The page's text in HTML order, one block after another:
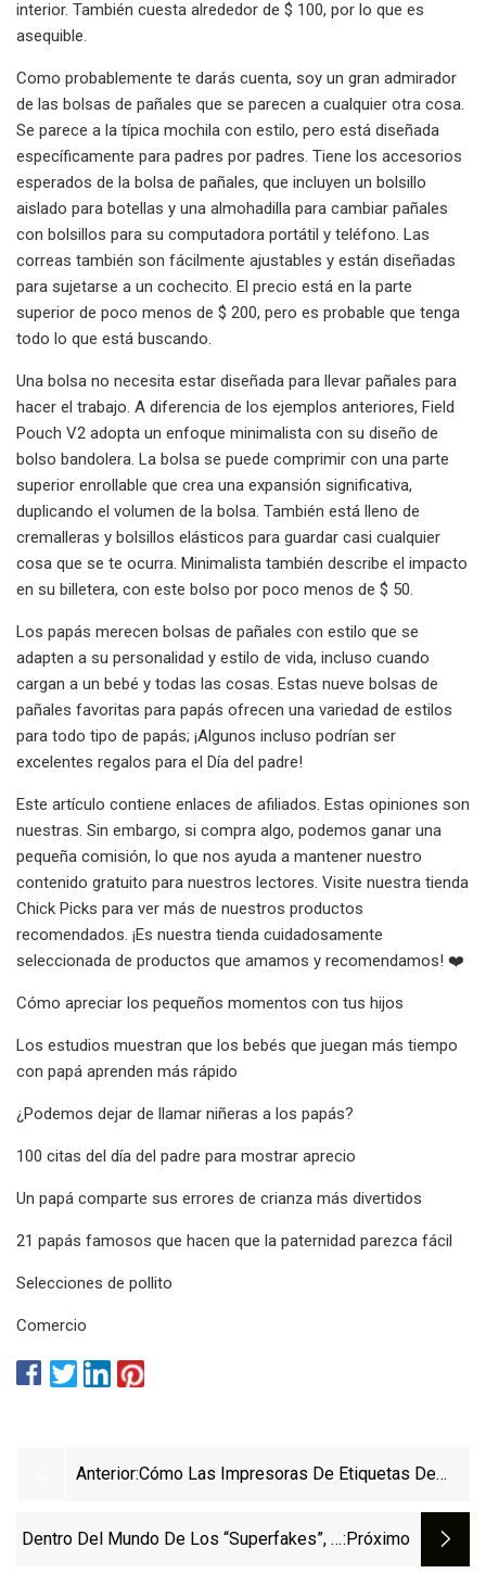
interior. También cuesta alrededor de $ 100, por lo que es
asequible.
Como probablemente te darás cuenta, soy un gran admirador
de las bolsas de pañales que se parecen a cualquier otra cosa.
Se parece a la típica mochila con estilo, pero está diseñada
específicamente para padres por padres. Tiene los accesorios
esperados de la bolsa de pañales, que incluyen un bolsillo
aislado para botellas y una almohadilla para cambiar pañales
con bolsillos para su computadora portátil y teléfono. Las
correas también son fácilmente ajustables y están diseñadas
para sujetarse a un cochecito. El precio está en la parte
superior de poco menos de $ 200, pero es probable que tenga
todo lo que está buscando.
Una bolsa no necesita estar diseñada para llevar pañales para
hacer el trabajo. A diferencia de los ejemplos anteriores, Field
Pouch V2 adopta un enfoque minimalista con su diseño de
bolso bandolera. La bolsa se puede comprimir con una parte
superior enrollable que crea una expansión significativa,
duplicando el volumen de la bolsa. También está lleno de
cremalleras y bolsillos elásticos para guardar casi cualquier
cosa que se te ocurra. Minimalista también describe el impacto
en su billetera, con este bolso por poco menos de $ 50.
Los papás merecen bolsas de pañales con estilo que se
adapten a su personalidad y estilo de vida, incluso cuando
cargan a un bebé y todas las cosas. Estas nueve bolsas de
pañales favoritas para papás ofrecen una variedad de estilos
para todo tipo de papás; ¡Algunos incluso podrían ser
excelentes regalos para el Día del padre!
Este artículo contiene enlaces de afiliados. Estas opiniones son
nuestras. Sin embargo, si compra algo, podemos ganar una
pequeña comisión, lo que nos ayuda a mantener nuestro
contenido gratuito para nuestros lectores. Visite nuestra tienda
Chick Picks para ver más de nuestros productos
recomendados. ¡Es nuestra tienda cuidadosamente
seleccionada de productos que amamos y recomendamos! ❤️
Cómo apreciar los pequeños momentos con tus hijos
Los estudios muestran que los bebés que juegan más tiempo
con papá aprenden más rápido
¿Podemos dejar de llamar niñeras a los papás?
100 citas del día del padre para mostrar aprecio
Un papá comparte sus errores de crianza más divertidos
21 papás famosos que hacen que la paternidad parezca fácil
Selecciones de pollito
Comercio
Anterior:Cómo Las Impresoras De Etiquetas De
"ponerse En Marcha" Con OKI
Dentro Del Mundo De Los “superfakes”, O:próximo